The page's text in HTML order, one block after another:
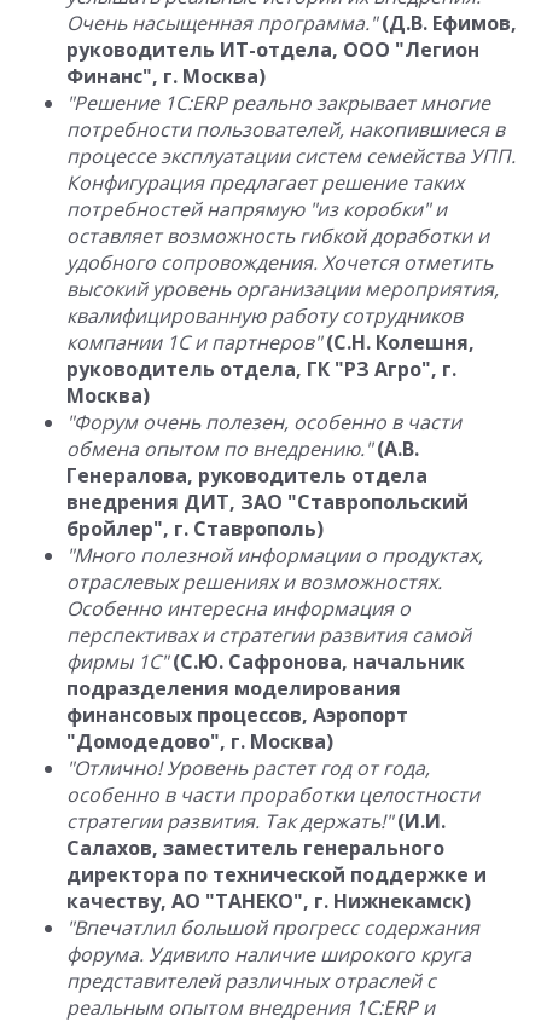
Очень насыщенная программа." (Д.В. Ефимов,
руководитель ИТ-отдела, ООО "Легион
Финанс", г. Москва)
"Решение 1С:ERP реально закрывает многие
потребности пользователей, накопившиеся в
процессе эксплуатации систем семейства УПП.
Конфигурация предлагает решение таких
потребностей напрямую "из коробки" и
оставляет возможность гибкой доработки и
удобного сопровождения. Хочется отметить
высокий уровень организации мероприятия,
квалифицированную работу сотрудников
компании 1С и партнеров" (С.Н. Колешня,
руководитель отдела, ГК "РЗ Агро", г.
Москва)
"Форум очень полезен, особенно в части
обмена опытом по внедрению." (А.В.
Генералова, руководитель отдела
внедрения ДИТ, ЗАО "Ставропольский
бройлер", г. Ставрополь)
"Много полезной информации о продуктах,
отраслевых решениях и возможностях.
Особенно интересна информация о
перспективах и стратегии развития самой
фирмы 1С" (С.Ю. Сафронова, начальник
подразделения моделирования
финансовых процессов, Аэропорт
"Домодедово", г. Москва)
"Отлично! Уровень растет год от года,
особенно в части проработки целостности
стратегии развития. Так держать!" (И.И.
Салахов, заместитель генерального
директора по технической поддержке и
качеству, АО "ТАНЕКО", г. Нижнекамск)
"Впечатлил большой прогресс содержания
форума. Удивило наличие широкого круга
представителей различных отраслей с
реальным опытом внедрения 1C:ERP и